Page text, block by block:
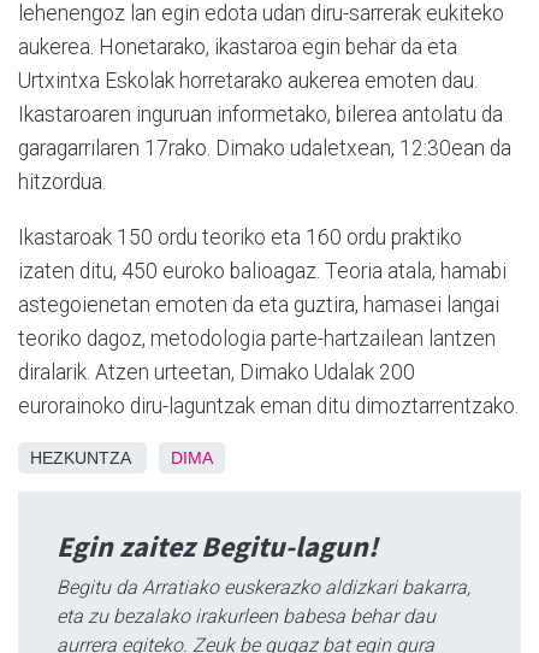
lehenengoz lan egin edota udan diru-sarrerak eukiteko
aukerea. Honetarako, ikastaroa egin behar da eta
Urtxintxa Eskolak horretarako aukerea emoten dau.
Ikastaroaren inguruan informetako, bilerea antolatu da
garagarrilaren 17rako. Dimako udaletxean, 12:30ean da
hitzordua.
Ikastaroak 150 ordu teoriko eta 160 ordu praktiko
izaten ditu, 450 euroko balioagaz. Teoria atala, hamabi
astegoienetan emoten da eta guztira, hamasei langai
teoriko dagoz, metodologia parte-hartzailean lantzen
diralarik. Atzen urteetan, Dimako Udalak 200
eurorainoko diru-laguntzak eman ditu dimoztarrentzako.
HEZKUNTZA DIMA
Egin zaitez Begitu-lagun!
Begitu da Arratiako euskerazko aldizkari bakarra,
eta zu bezalako irakurleen babesa behar dau
aurrera egiteko. Zeuk be gugaz bat egin gura